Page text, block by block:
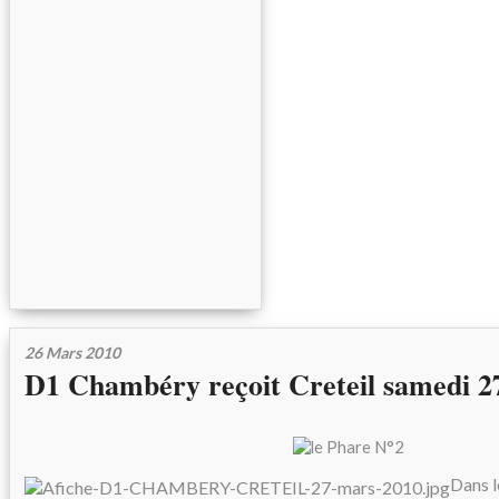
26 Mars 2010
D1 Chambéry reçoit Creteil samedi
Dans